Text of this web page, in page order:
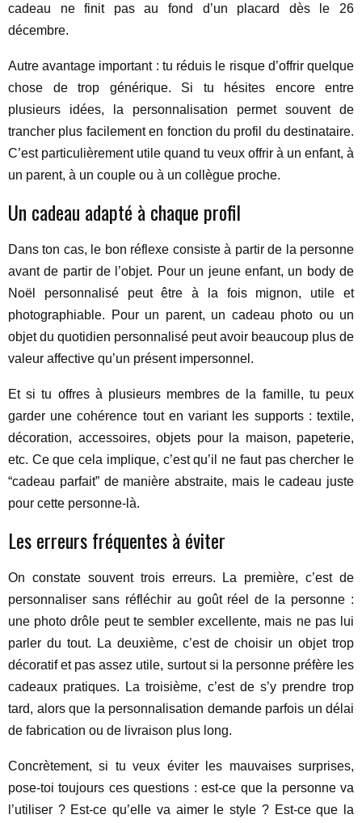
cadeau ne finit pas au fond d’un placard dès le 26
décembre.
Autre avantage important : tu réduis le risque d’offrir quelque
chose de trop générique. Si tu hésites encore entre
plusieurs idées, la personnalisation permet souvent de
trancher plus facilement en fonction du profil du destinataire.
C’est particulièrement utile quand tu veux offrir à un enfant, à
un parent, à un couple ou à un collègue proche.
Un cadeau adapté à chaque profil
Dans ton cas, le bon réflexe consiste à partir de la personne
avant de partir de l’objet. Pour un jeune enfant, un body de
Noël personnalisé peut être à la fois mignon, utile et
photographiable. Pour un parent, un cadeau photo ou un
objet du quotidien personnalisé peut avoir beaucoup plus de
valeur affective qu’un présent impersonnel.
Et si tu offres à plusieurs membres de la famille, tu peux
garder une cohérence tout en variant les supports : textile,
décoration, accessoires, objets pour la maison, papeterie,
etc. Ce que cela implique, c’est qu’il ne faut pas chercher le
“cadeau parfait” de manière abstraite, mais le cadeau juste
pour cette personne-là.
Les erreurs fréquentes à éviter
On constate souvent trois erreurs. La première, c’est de
personnaliser sans réfléchir au goût réel de la personne :
une photo drôle peut te sembler excellente, mais ne pas lui
parler du tout. La deuxième, c’est de choisir un objet trop
décoratif et pas assez utile, surtout si la personne préfère les
cadeaux pratiques. La troisième, c’est de s’y prendre trop
tard, alors que la personnalisation demande parfois un délai
de fabrication ou de livraison plus long.
Concrètement, si tu veux éviter les mauvaises surprises,
pose-toi toujours ces questions : est-ce que la personne va
l’utiliser ? Est-ce qu’elle va aimer le style ? Est-ce que la